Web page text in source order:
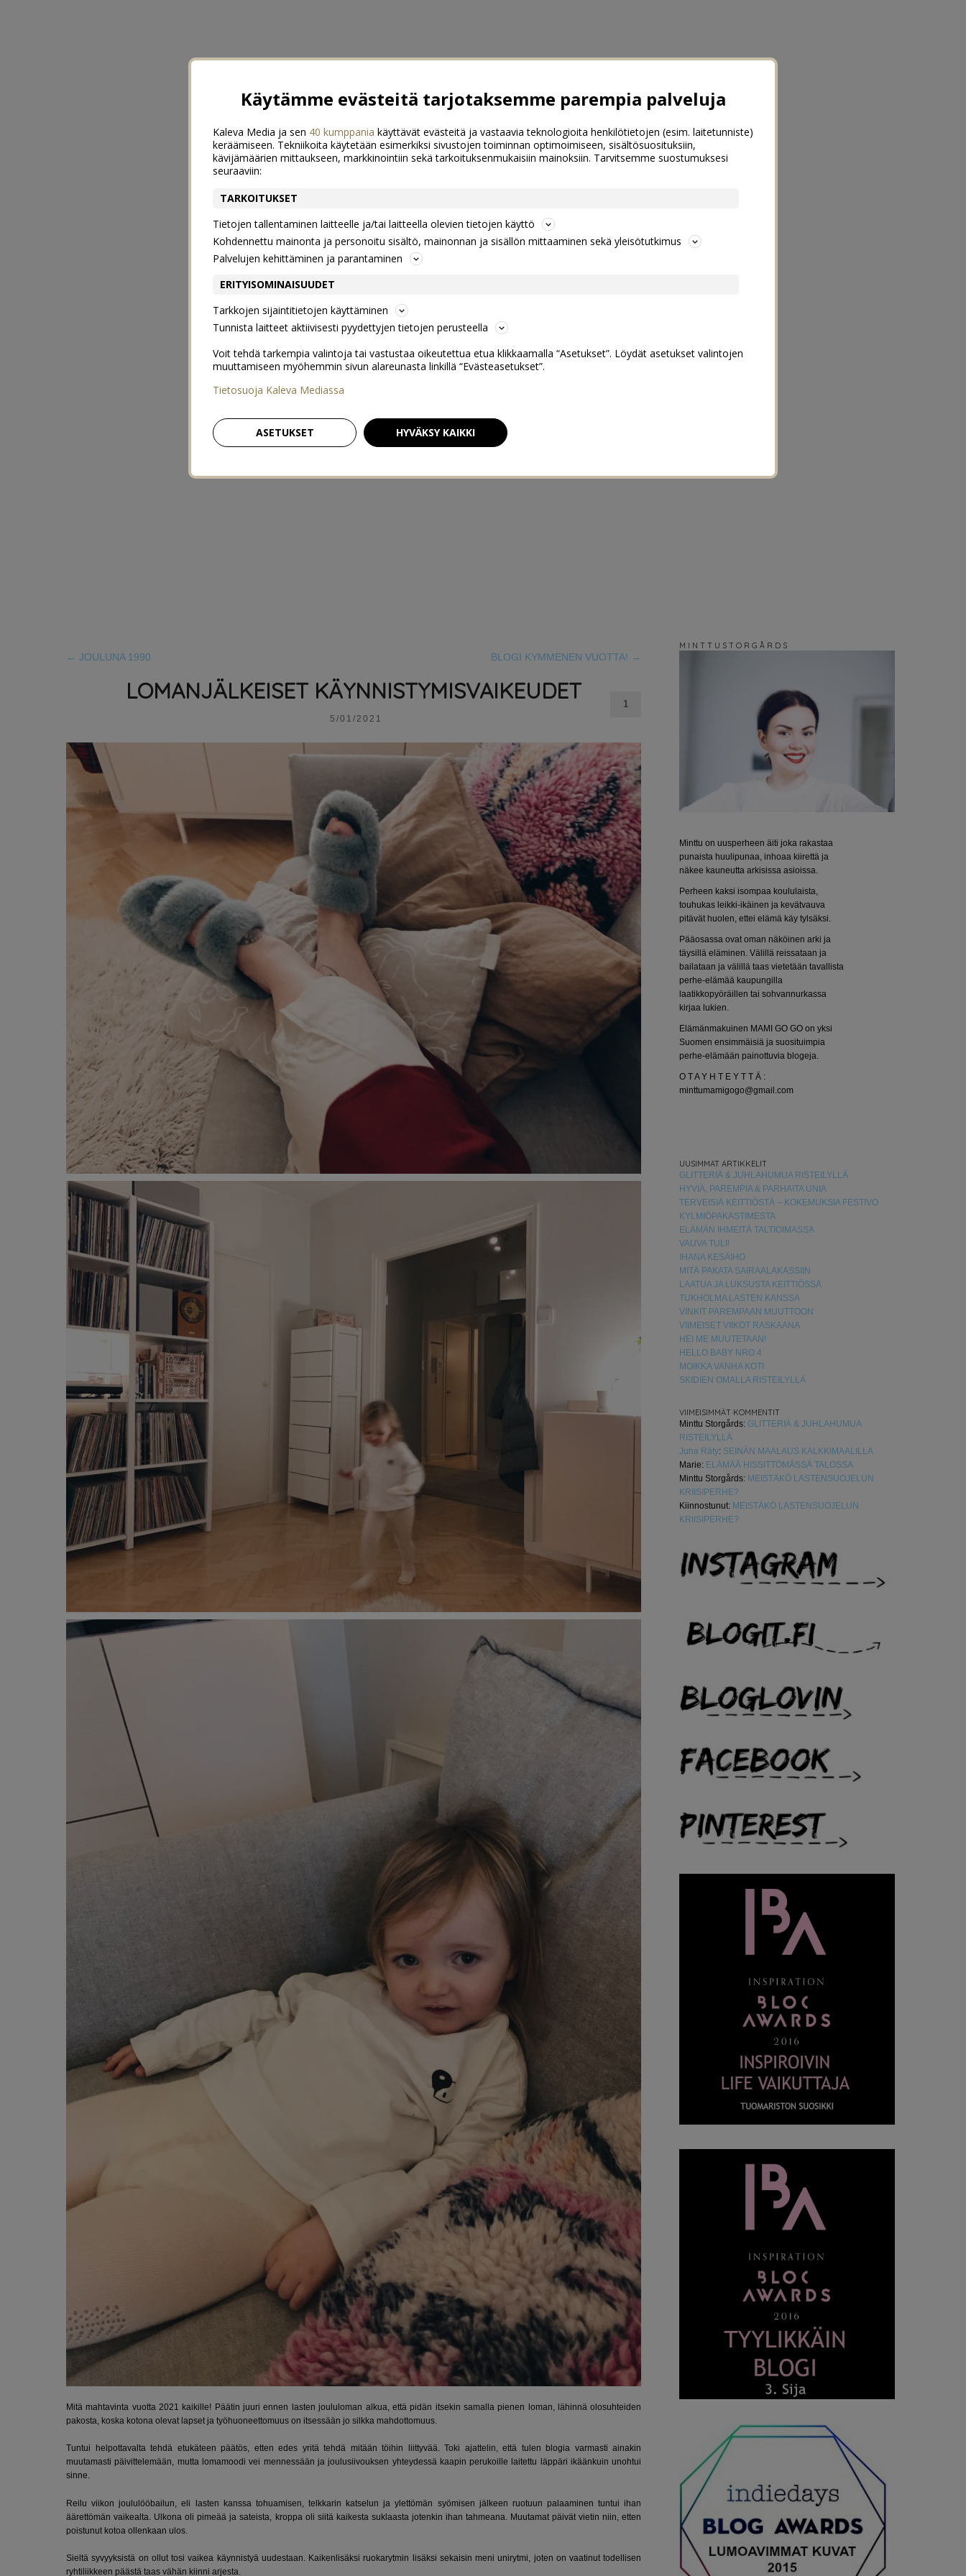
← JOULUNA 1990 BLOGI KYMMENEN VUOTTA! →
LOMANJÄLKEISET KÄYNNISTYMISVAIKEUDET
5/01/2021
1
Mitä mahtavinta vuotta 2021 kaikille! Päätin juuri ennen lasten joululoman alkua, että pidän itsekin samalla pienen loman, lähinnä olosuhteiden
pakosta, koska kotona olevat lapset ja työhuoneettomuus on itsessään jo silkka mahdottomuus.
Tuntui helpottavalta tehdä etukäteen päätös, etten edes yritä tehdä mitään töihin liittyvää. Toki ajattelin, että tulen blogia varmasti ainakin
muutamasti päivittelemään, mutta lomamoodi vei mennessään ja joulusiivouksen yhteydessä kaapin perukoille laitettu läppäri ikäänkuin unohtui
sinne.
Reilu viikon joululööbailun, eli lasten kanssa tohuamisen, telkkarin katselun ja ylettömän syömisen jälkeen ruotuun palaaminen tuntui ihan
äärettömän vaikealta. Ulkona oli pimeää ja sateista, kroppa oli siitä kaikesta suklaasta jotenkin ihan tahmeana. Muutamat päivät vietin niin, etten
poistunut kotoa ollenkaan ulos.
Sieltä syvyyksistä on ollut tosi vaikea käynnistyä uudestaan. Kaikenlisäksi ruokarytmin lisäksi sekaisin meni unirytmi, joten on vaatinut todellisen
ryhtiliikkeen päästä taas vähän kiinni arjesta.
M I N T T U S T O R G Å R D S
Minttu on uusperheen äiti joka rakastaa
punaista huulipunaa, inhoaa kiirettä ja
näkee kauneutta arkisissa asioissa.
Perheen kaksi isompaa koululaista,
touhukas leikki-ikäinen ja kevätvauva
pitävät huolen, ettei elämä käy tylsäksi.
Pääosassa ovat oman näköinen arki ja
täysillä eläminen. Välillä reissataan ja
bailataan ja välillä taas vietetään tavallista
perhe-elämää kaupungilla
laatikkopyöräillen tai sohvannurkassa
kirjaa lukien.
Elämänmakuinen MAMI GO GO on yksi
Suomen ensimmäisiä ja suosituimpia
perhe-elämään painottuvia blogeja.
O T A Y H T E Y T T Ä :
minttumamigogo@gmail.com
UUSIMMAT ARTIKKELIT
GLITTERIÄ & JUHLAHUMUA RISTEILYLLÄ
HYVIÄ, PAREMPIA & PARHAITA UNIA
TERVEISIÄ KEITTIÖSTÄ – KOKEMUKSIA FESTIVO
KYLMIÖPAKASTIMESTA
ELÄMÄN IHMEITÄ TALTIOIMASSA
VAUVA TULI!
IHANA KESÄIHO
MITÄ PAKATA SAIRAALAKASSIIN
LAATUA JA LUKSUSTA KEITTIÖSSÄ
TUKHOLMA LASTEN KANSSA
VINKIT PAREMPAAN MUUTTOON
VIIMEISET VIIKOT RASKAANA
HEI ME MUUTETAAN!
HELLO BABY NRO 4
MOIKKA VANHA KOTI
SKIDIEN OMALLA RISTEILYLLÄ
VIIMEISIMMÄT KOMMENTIT
Minttu Storgårds: GLITTERIÄ & JUHLAHUMUA
RISTEILYLLÄ
Juha Räty: SEINÄN MAALAUS KALKKIMAALILLA
Marie: ELÄMÄÄ HISSITTÖMÄSSÄ TALOSSA
Minttu Storgårds: MEISTÄKÖ LASTENSUOJELUN
KRIISIPERHE?
Kiinnostunut: MEISTÄKÖ LASTENSUOJELUN
KRIISIPERHE?
Käytämme evästeitä tarjotaksemme parempia palveluja
Kaleva Media ja sen 40 kumppania käyttävät evästeitä ja vastaavia teknologioita henkilötietojen (esim. laitetunniste)
keräämiseen. Tekniikoita käytetään esimerkiksi sivustojen toiminnan optimoimiseen, sisältösuosituksiin,
kävijämäärien mittaukseen, markkinointiin sekä tarkoituksenmukaisiin mainoksiin. Tarvitsemme suostumuksesi
seuraaviin:
TARKOITUKSET
Tietojen tallentaminen laitteelle ja/tai laitteella olevien tietojen käyttö
Kohdennettu mainonta ja personoitu sisältö, mainonnan ja sisällön mittaaminen sekä yleisötutkimus
Palvelujen kehittäminen ja parantaminen
ERITYISOMINAISUUDET
Tarkkojen sijaintitietojen käyttäminen
Tunnista laitteet aktiivisesti pyydettyjen tietojen perusteella
Voit tehdä tarkempia valintoja tai vastustaa oikeutettua etua klikkaamalla “Asetukset”. Löydät asetukset valintojen
muuttamiseen myöhemmin sivun alareunasta linkillä “Evästeasetukset”.
Tietosuoja Kaleva Mediassa
ASETUKSET HYVÄKSY KAIKKI